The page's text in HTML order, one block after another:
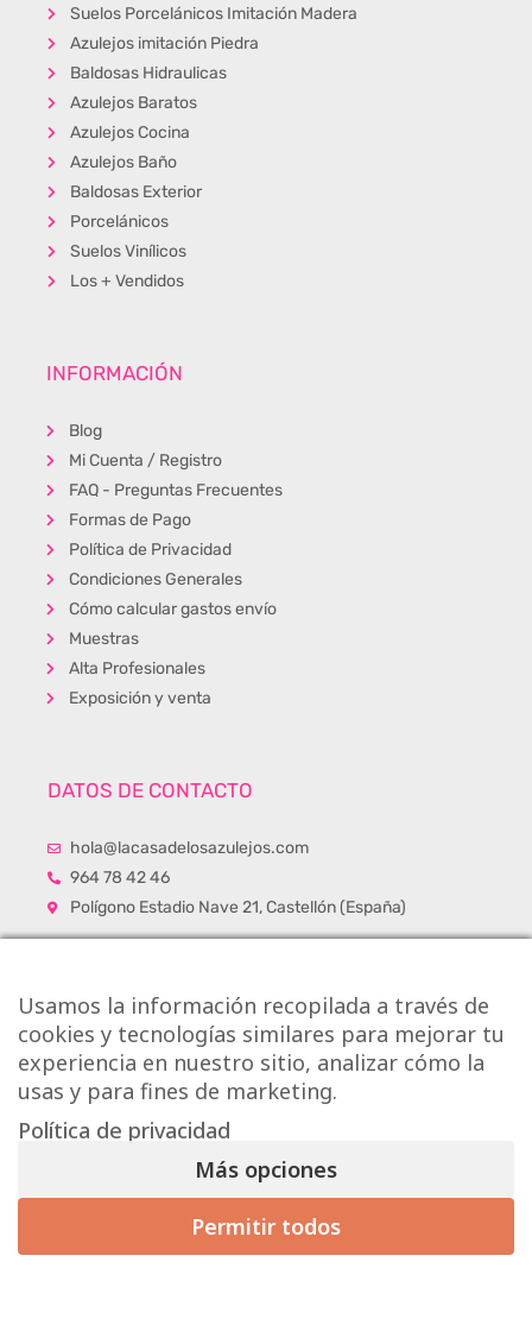
Suelos Porcelánicos Imitación Madera
Azulejos imitación Piedra
Baldosas Hidraulicas
Azulejos Baratos
Azulejos Cocina
Azulejos Baño
Baldosas Exterior
Porcelánicos
Suelos Vinílicos
Los + Vendidos
INFORMACIÓN
Blog
Mi Cuenta / Registro
FAQ - Preguntas Frecuentes
Formas de Pago
Política de Privacidad
Condiciones Generales
Cómo calcular gastos envío
Muestras
Alta Profesionales
Exposición y venta
DATOS DE CONTACTO
hola@lacasadelosazulejos.com
964 78 42 46
Polígono Estadio Nave 21, Castellón (España)
Copyright © Onlytiles S.L.
Usamos la información recopilada a través de
cookies y tecnologías similares para mejorar tu
experiencia en nuestro sitio, analizar cómo la
usas y para fines de marketing.
Política de privacidad
Más opciones
Permitir todos